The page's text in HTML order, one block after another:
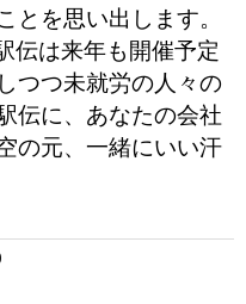
とを思い出します。
伝は来年も開催予定
つつ未就労の人々の
伝に、あなたの会社
の元、一緒にいい汗